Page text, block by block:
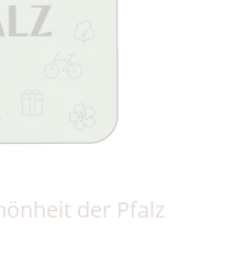
der Pfalz